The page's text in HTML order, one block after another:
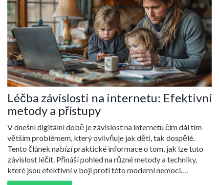
Léčba závislosti na internetu: Efektivní
metody a přístupy
V dnešní digitální době je závislost na internetu čím dál tím
větším problémem, který ovlivňuje jak děti, tak dospělé.
Tento článek nabízí praktické informace o tom, jak lze tuto
závislost léčit. Přináší pohled na různé metody a techniky,
které jsou efektivní v boji proti této moderní nemoci.
Zaměřuje se také na důležitost prevence a podpory ze strany